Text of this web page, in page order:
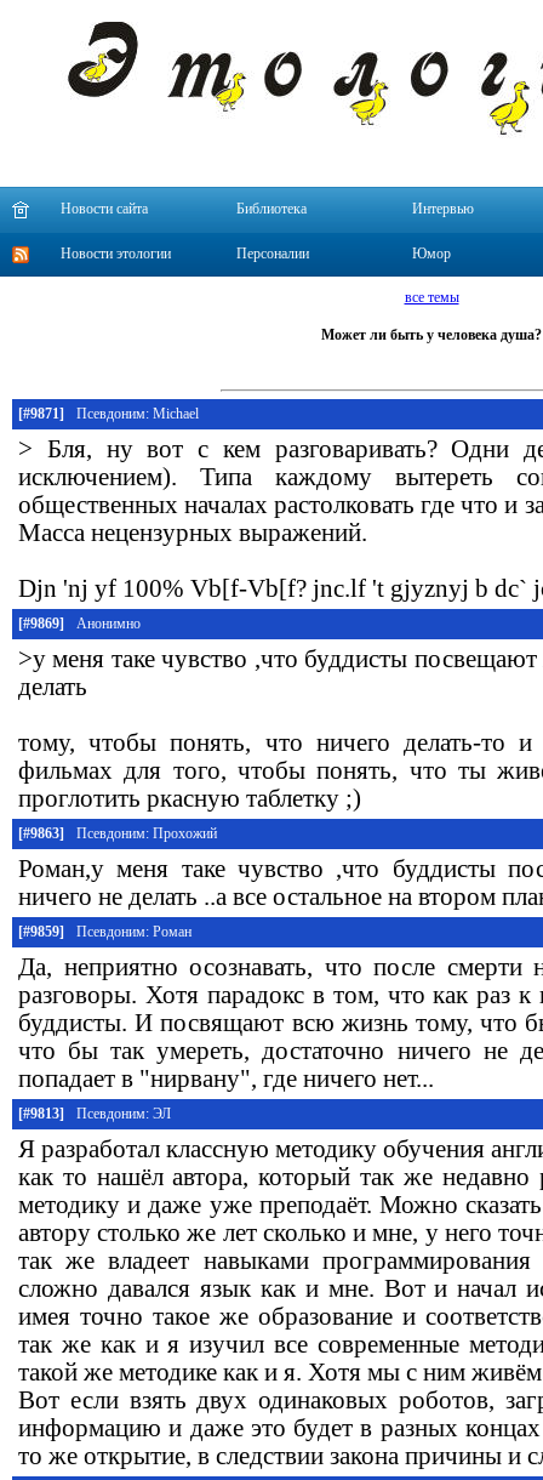
Новости сайта Библиотека Интервью
Новости этологии Персоналии Юмор
все темы
Может ли быть у человека душа?
[#9871] Псевдоним: Michael
> Бля, ну вот с кем разговаривать? Одни
исключением). Типа каждому вытереть
общественных началах растолковать где что и
Масса нецензурных выражений.
Djn 'nj yf 100% Vb[f-Vb[f? jnc.lf 't gjyznyj b dc`
[#9869] Анонимно
>у меня таке чувство ,что буддисты
делать
тому, чтобы понять, что ничего делать-то
фильмах для того, чтобы понять, что ты
проглотить ркасную таблетку ;)
[#9863] Псевдоним: Прохожий
Роман,у меня таке чувство ,что буддисты
ничего не делать ..а все остальное на втором
[#9859] Псевдоним: Роман
Да, неприятно осознавать, что после
разговоры. Хотя парадокс в том, что как раз к
буддисты. И посвящают всю жизнь тому, что
что бы так умереть, достаточно ничего не
попадает в "нирвану", где ничего нет...
[#9813] Псевдоним: ЭЛ
Я разработал классную методику обучения
как то нашёл автора, который так же недавно
методику и даже уже преподаёт. Можно
автору столько же лет сколько и мне, у него
так же владеет навыками
сложно давался язык как и мне. Вот и начал
имея точно такое же образование и
так же как и я изучил все современные
такой же методике как и я. Хотя мы с ним живём
Вот если взять двух одинаковых роботов,
информацию и даже это будет в разных
то же открытие, в следствии закона причины и